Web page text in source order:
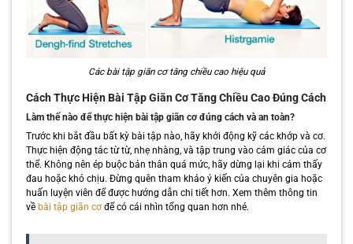
Các bài tập giãn cơ tăng chiều cao hiệu quả
Cách Thực Hiện Bài Tập Giãn Cơ Tăng Chiều Cao Đúng Cách
Làm thế nào để thực hiện bài tập giãn cơ đúng cách và an toàn?
Trước khi bắt đầu bất kỳ bài tập nào, hãy khởi động kỹ các khớp và cơ.
Thực hiện động tác từ từ, nhẹ nhàng, và tập trung vào cảm giác của cơ
thể. Không nên ép buộc bản thân quá mức, hãy dừng lại khi cảm thấy
đau hoặc khó chịu. Đừng quên tham khảo ý kiến của chuyên gia hoặc
huấn luyện viên để được hướng dẫn chi tiết hơn. Xem thêm thông tin
về bài tập giãn cơđể có cái nhìn tổng quan hơn nhé.